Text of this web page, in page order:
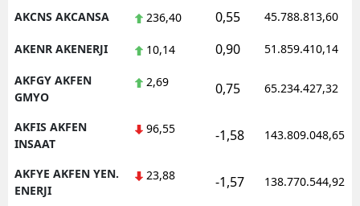
AKCNS AKCANSA 236,40 0,55 45.788.813,60
AKENR AKENERJI 10,14 0,90 51.859.410,14
AKFGY AKFEN
GMYO
2,69 0,75 65.234.427,32
AKFIS AKFEN
INSAAT
96,55 -1,58 143.809.048,65
AKFYE AKFEN YEN.
ENERJI
23,88 -1,57 138.770.544,92